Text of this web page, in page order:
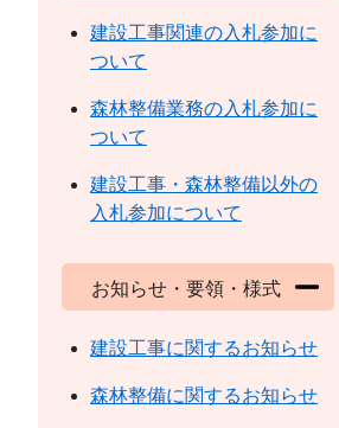
建設工事関連の入札参加に
ついて
森林整備業務の入札参加に
ついて
建設工事・森林整備以外の
入札参加について
お知らせ・要領・様式
建設工事に関するお知らせ
森林整備に関するお知らせ